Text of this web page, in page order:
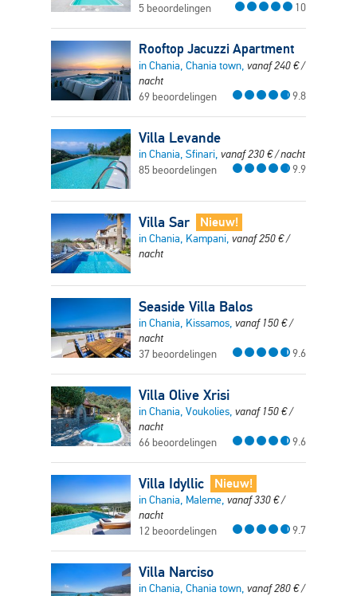
5 beoordelingen
10
Rooftop Jacuzzi Apartment
in Chania, Chania town, vanaf240€/
nacht
69 beoordelingen
9.8
Villa Levande
in Chania, Sfinari, vanaf230€/ nacht
85 beoordelingen
9.9
Villa Sar Nieuw!
in Chania, Kampani, vanaf250€/
nacht
Seaside Villa Balos
in Chania, Kissamos, vanaf 150€/
nacht
37 beoordelingen
9.6
Villa Olive Xrisi
in Chania, Voukolies, vanaf 150€/
nacht
66 beoordelingen
9.6
Villa Idyllic Nieuw!
in Chania, Maleme, vanaf330€/
nacht
12 beoordelingen
9.7
Villa Narciso
in Chania, Chania town, vanaf280€/